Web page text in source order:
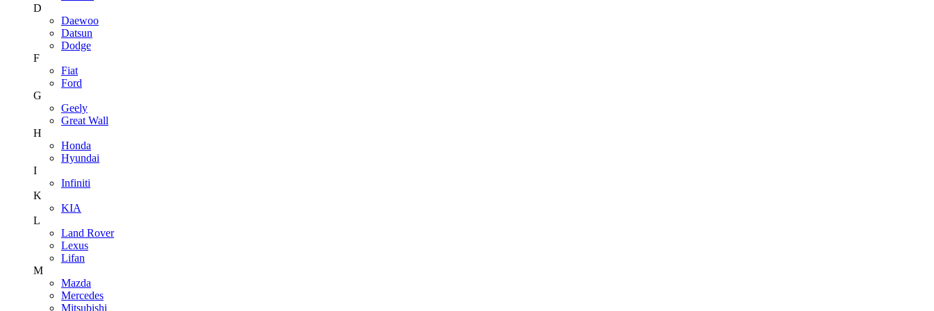
D
Daewoo
Datsun
Dodge
F
Fiat
Ford
G
Geely
Great Wall
H
Honda
Hyundai
I
Infiniti
K
KIA
L
Land Rover
Lexus
Lifan
M
Mazda
Mercedes
Mitsubishi